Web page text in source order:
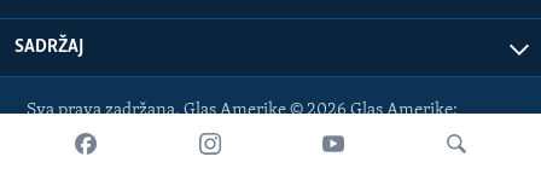
SADRŽAJ
Sva prava zadržana. Glas Amerike © 2026 Glas Amerike:
bosnian-service@voanews.com